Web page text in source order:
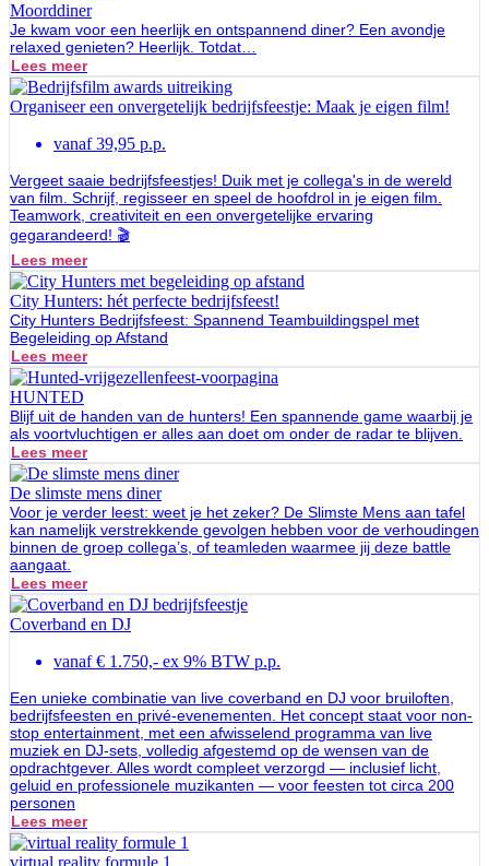
Moorddiner
Je kwam voor een heerlijk en ontspannend diner? Een avondje
relaxed genieten? Heerlijk. Totdat…
Lees meer
Organiseer een onvergetelijk bedrijfsfeestje: Maak je eigen film!
vanaf 39,95 p.p.
Vergeet saaie bedrijfsfeestjes! Duik met je collega's in de wereld
van film. Schrijf, regisseer en speel de hoofdrol in je eigen film.
Teamwork, creativiteit en een onvergetelijke ervaring
gegarandeerd! 🎬
Lees meer
City Hunters: hét perfecte bedrijfsfeest!
City Hunters Bedrijfsfeest: Spannend Teambuildingspel met
Begeleiding op Afstand
Lees meer
HUNTED
Blijf uit de handen van de hunters! Een spannende game waarbij je
als voortvluchtigen er alles aan doet om onder de radar te blijven.
Lees meer
De slimste mens diner
Voor je verder leest: weet je het zeker? De Slimste Mens aan tafel
kan namelijk verstrekkende gevolgen hebben voor de verhoudingen
binnen de groep collega’s, of teamleden waarmee jij deze battle
aangaat.
Lees meer
Coverband en DJ
vanaf € 1.750,- ex 9% BTW p.p.
Een unieke combinatie van live coverband en DJ voor bruiloften,
bedrijfsfeesten en privé-evenementen. Het concept staat voor non-
stop entertainment, met een afwisselend programma van live
muziek en DJ-sets, volledig afgestemd op de wensen van de
opdrachtgever. Alles wordt compleet verzorgd — inclusief licht,
geluid en professionele muzikanten — voor feesten tot circa 200
personen
Lees meer